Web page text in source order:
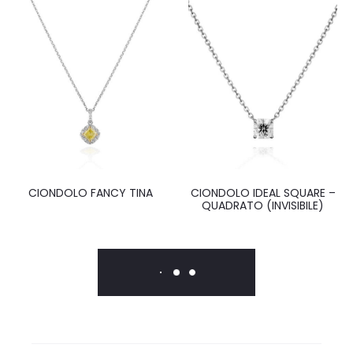
CIONDOLO FANCY TINA
CIONDOLO IDEAL SQUARE –
QUADRATO (INVISIBILE)